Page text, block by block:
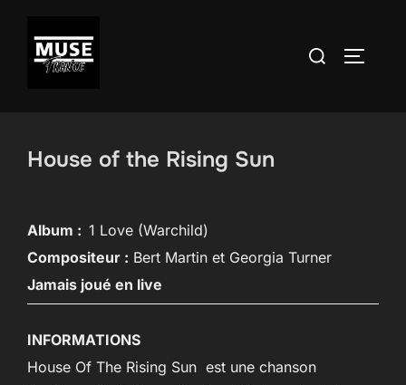
contenu
Rechercher :
House of the Rising Sun
Album : 1 Love (Warchild)
Compositeur : Bert Martin et Georgia Turner
Jamais joué en live
INFORMATIONS
House Of The Rising Sun est une chanson